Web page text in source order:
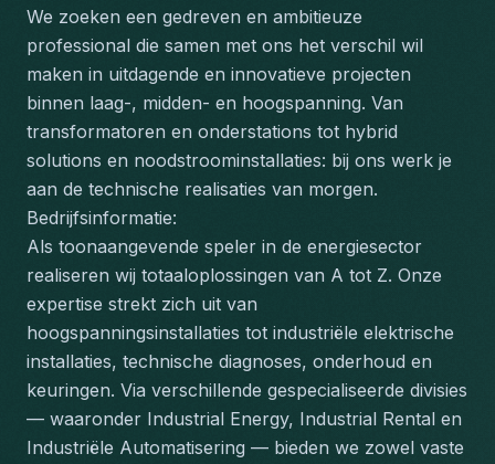
We zoeken een gedreven en ambitieuze
professional die samen met ons het verschil wil
maken in uitdagende en innovatieve projecten
binnen laag-, midden- en hoogspanning. Van
transformatoren en onderstations tot hybrid
solutions en noodstroominstallaties: bij ons werk je
aan de technische realisaties van morgen.
Bedrijfsinformatie:
Als toonaangevende speler in de energiesector
realiseren wij totaaloplossingen van A tot Z. Onze
expertise strekt zich uit van
hoogspanningsinstallaties tot industriële elektrische
installaties, technische diagnoses, onderhoud en
keuringen. Via verschillende gespecialiseerde divisies
— waaronder Industrial Energy, Industrial Rental en
Industriële Automatisering — bieden we zowel vaste